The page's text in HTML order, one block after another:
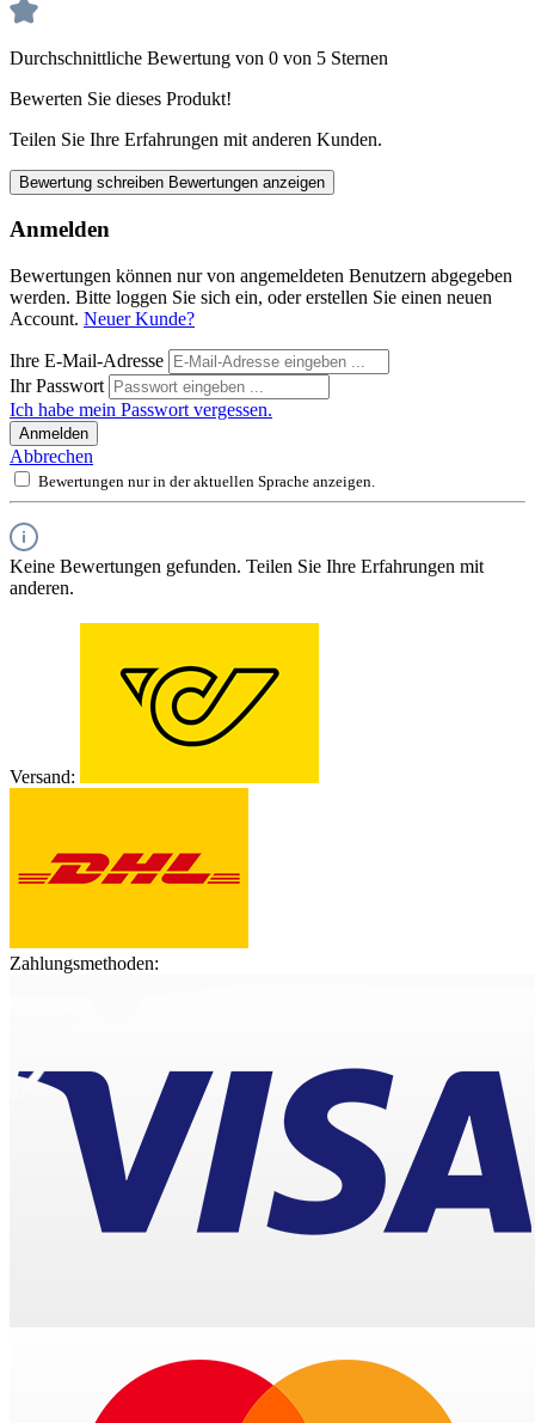
Durchschnittliche Bewertung von 0 von 5 Sternen
Bewerten Sie dieses Produkt!
Teilen Sie Ihre Erfahrungen mit anderen Kunden.
Bewertung schreiben Bewertungen anzeigen
Anmelden
Bewertungen können nur von angemeldeten Benutzern abgegeben
werden. Bitte loggen Sie sich ein, oder erstellen Sie einen neuen
Account. Neuer Kunde?
Ihre E-Mail-Adresse
Ihr Passwort
Ich habe mein Passwort vergessen.
Anmelden
Abbrechen
Bewertungen nur in der aktuellen Sprache anzeigen.
Keine Bewertungen gefunden. Teilen Sie Ihre Erfahrungen mit
anderen.
Versand:
Zahlungsmethoden: